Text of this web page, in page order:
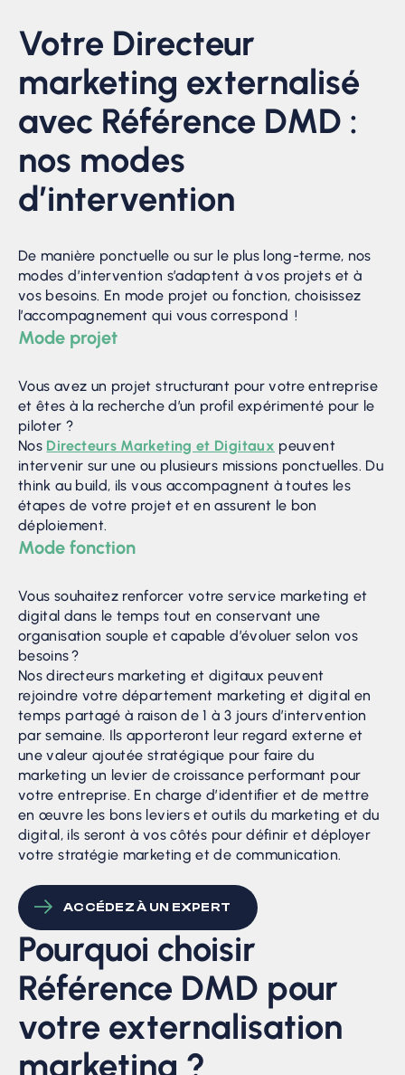
Votre Directeur
marketing externalisé
avec Référence DMD :
nos modes
d’intervention
De manière ponctuelle ou sur le plus long-terme, nos
modes d’intervention s’adaptent à vos projets et à
vos besoins. En mode projet ou fonction, choisissez
l’accompagnement qui vous correspond !
Mode projet
Vous avez un projet structurant pour votre entreprise
et êtes à la recherche d’un profil expérimenté pour le
piloter ?
Nos Directeurs Marketing et Digitaux peuvent
intervenir sur une ou plusieurs missions ponctuelles. Du
think au build, ils vous accompagnent à toutes les
étapes de votre projet et en assurent le bon
déploiement.
Mode fonction
Vous souhaitez renforcer votre service marketing et
digital dans le temps tout en conservant une
organisation souple et capable d’évoluer selon vos
besoins ?
Nos directeurs marketing et digitaux peuvent
rejoindre votre département marketing et digital en
temps partagé à raison de 1 à 3 jours d’intervention
par semaine. Ils apporteront leur regard externe et
une valeur ajoutée stratégique pour faire du
marketing un levier de croissance performant pour
votre entreprise. En charge d’identifier et de mettre
en œuvre les bons leviers et outils du marketing et du
digital, ils seront à vos côtés pour définir et déployer
votre stratégie marketing et de communication.
ACCÉDEZ À UN EXPERT
Pourquoi choisir
Référence DMD pour
votre externalisation
marketing ?